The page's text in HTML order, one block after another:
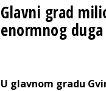
Glavni grad
enormnog duga
U glavnom gradu